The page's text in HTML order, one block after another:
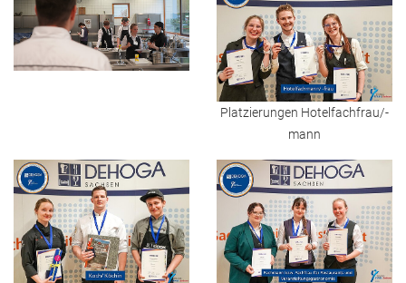
Platzierungen Hotelfachfrau/-
mann